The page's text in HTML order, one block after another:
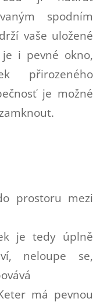
spodním
vaše uložené
i pevné okno,
přirozeného
je možné
prostoru mezi
je tedy úplně
neloupe se,
má pevnou